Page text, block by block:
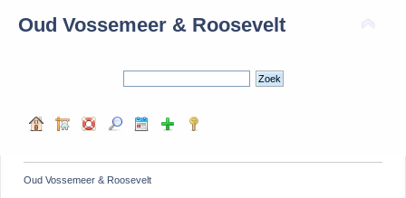
Oud Vossemeer & Roosevelt
Oud Vossemeer & Roosevelt